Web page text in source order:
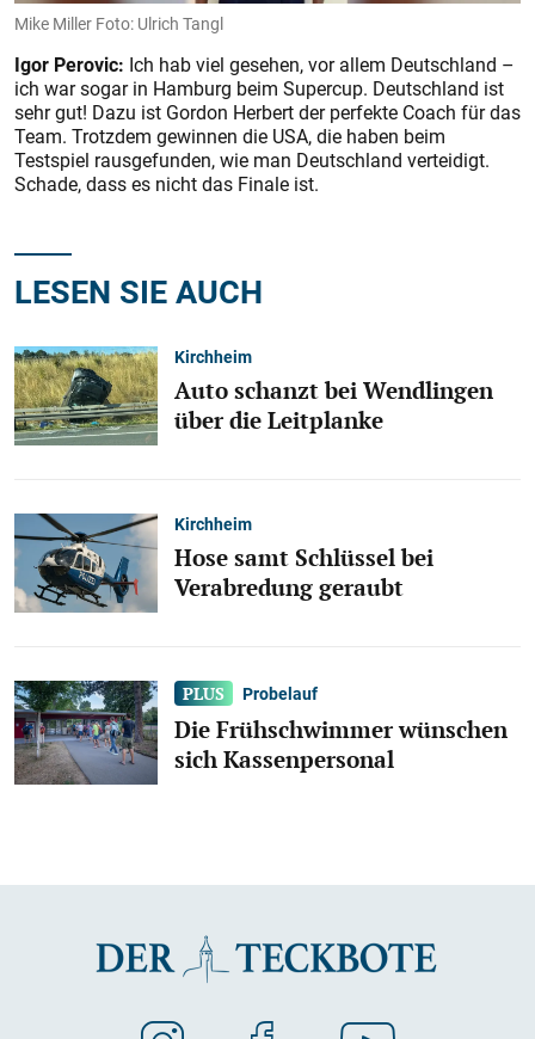
Mike Miller Foto: Ulrich Tangl
Igor Perovic: Ich hab viel gesehen, vor allem Deutschland –
ich war sogar in Hamburg beim Supercup. Deutschland ist
sehr gut! Dazu ist Gordon Herbert der perfekte Coach für das
Team. Trotzdem gewinnen die USA, die haben beim
Testspiel rausgefunden, wie man Deutschland verteidigt.
Schade, dass es nicht das Finale ist.
LESEN SIE AUCH
Kirchheim
Auto schanzt bei Wendlingen
über die Leitplanke
Kirchheim
Hose samt Schlüssel bei
Verabredung geraubt
Probelauf
Die Frühschwimmer wünschen
sich Kassenpersonal